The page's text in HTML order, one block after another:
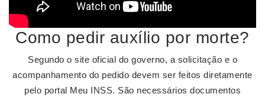
Como pedir auxílio por morte?
Segundo o site oficial do governo, a solicitação e o
acompanhamento do pedido devem ser feitos diretamente
pelo portal Meu INSS. São necessários documentos